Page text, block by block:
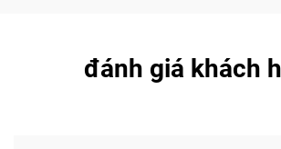
đánh giá khách